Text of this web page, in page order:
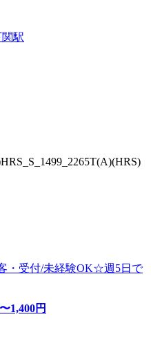
駅
・受付/未経験OK☆週5日で
1,400円